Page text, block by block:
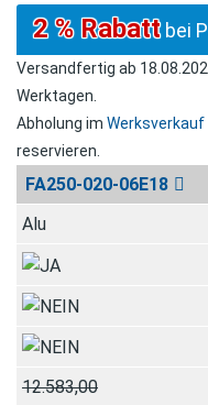
2 % Rabattbei
Versandfertig ab
Werktagen.
Abholung im Werksverkauf
reservieren.
Nr.
FA250-020-06E18
Alu
12.583,00